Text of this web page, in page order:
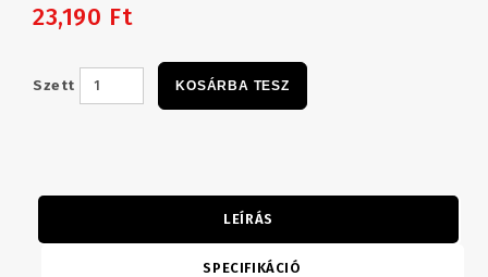
23,190 Ft
Szett KOSÁRBA TESZ
LEÍRÁS
SPECIFIKÁCIÓ